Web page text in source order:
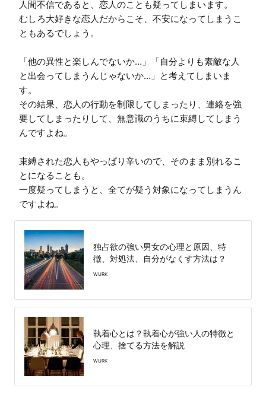
人間不信であると、恋人のことも疑ってしまいます。
むしろ大好きな恋人だからこそ、不安になってしまうこ
ともあるでしょう。
「他の異性と楽しんでないか…」「自分よりも素敵な人
と出会ってしまうんじゃないか…」と考えてしまいま
す。
その結果、恋人の行動を制限してしまったり、連絡を強
要してしまったりして、無意識のうちに束縛してしまう
んですよね。
束縛された恋人もやっぱり辛いので、そのまま別れるこ
とになることも。
一度疑ってしまうと、全てが疑う対象になってしまうん
ですよね。
独占欲の強い男女の心理と原因、特
徴、対処法、自分がなくす方法は？
WURK
執着心とは？執着心が強い人の特徴と
心理、捨てる方法を解説
WURK